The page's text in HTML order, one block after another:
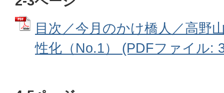
目次／今月のかけ橋人／高野
性化（No.1） (PDFファイル: